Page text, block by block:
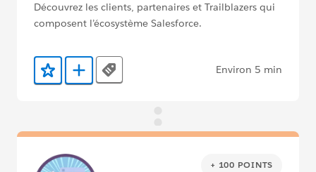
Découvrez les clients, partenaires et Trailblazers qui
composent l’écosystème Salesforce.
Ajouter aux favoris
Ajouter au Trailmix
Tags Environ 5 min
+ 100 POINTS